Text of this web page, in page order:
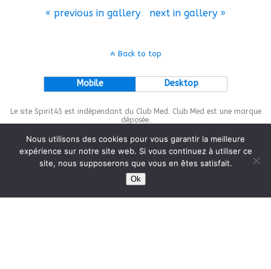
« previous in gallery next in gallery »
Back to top
Mobile Desktop
Le site Spirit45 est indépendant du Club Med. Club Med est une marque
déposée.
This site is protected bywp-copyrightpro.com
Nous utilisons des cookies pour vous garantir la meilleure
expérience sur notre site web. Si vous continuez à utiliser ce
site, nous supposerons que vous en êtes satisfait.
Ok